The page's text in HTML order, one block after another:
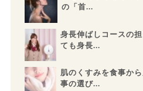
の「首...
身長伸ばしコースの
ても身長...
肌のくすみを食事か
事の選び...